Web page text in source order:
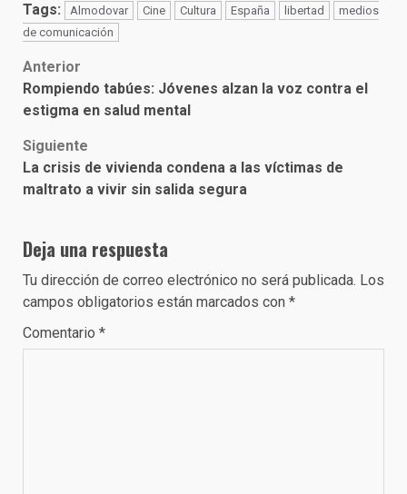
Tags: Almodovar Cine Cultura España libertad
medios
de comunicación
Post
navigation
Anterior
Rompiendo tabúes: Jóvenes alzan la voz contra el
estigma en salud mental
Siguiente
La crisis de vivienda condena a las víctimas de
maltrato a vivir sin salida segura
Deja una respuesta
Tu dirección de correo electrónico no será publicada. Los
campos obligatorios están marcados con *
Comentario *